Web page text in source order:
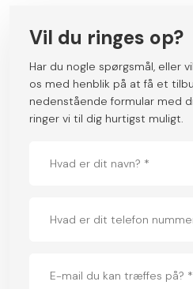
Vil du ringes op?
Har du nogle spørgsmål, eller
os med henblik på at få et
nedenstående formular med
ringer vi til dig hurtigst muligt.​